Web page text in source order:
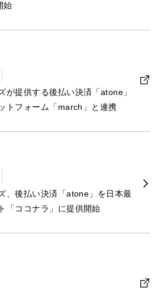
始
が提供する後払い決済「atone」
トフォーム「march」と連携
、後払い決済「atone」を日本最
「ココナラ」に提供開始